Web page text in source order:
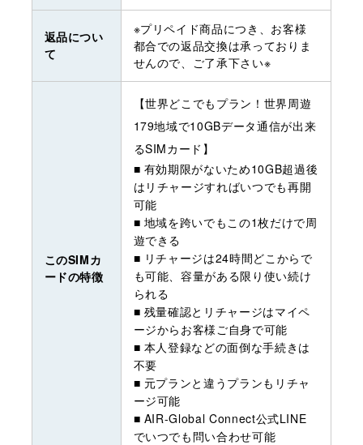
返品につい
て
※プリペイド商品につき、お客様
都合での返品交換は承っておりま
せんので、ご了承下さい※
このSIMカ
ードの特徴
【世界どこでもプラン！世界周遊
179地域で10GBデータ通信が出来
るSIMカード】
■ 有効期限がないため10GB超過後
はリチャージすればいつでも再開
可能
■ 地域を跨いでもこの1枚だけで周
遊できる
■ リチャージは24時間どこからで
も可能、容量がある限り使い続け
られる
■ 残量確認とリチャージはマイペ
ージからお客様ご自身で可能
■ 本人登録などの面倒な手続きは
不要
■ 元プランと違うプランもリチャ
ージ可能
■ AIR-Global Connect公式LINE
でいつでも問い合わせ可能